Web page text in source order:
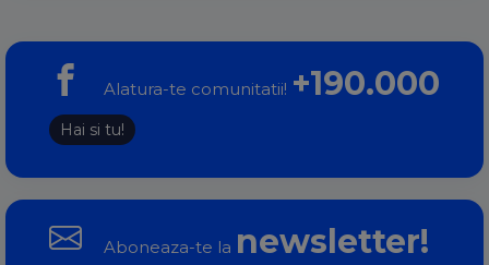
Alatura-te comunitatii! +190.000
Hai si tu!
Aboneaza-te la newsletter!